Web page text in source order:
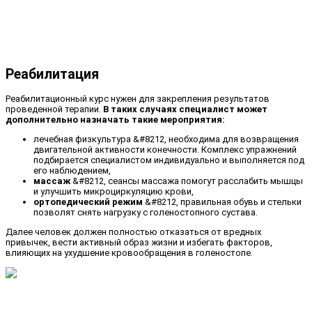
Реабилитация
Реабилитационный курс нужен для закрепления результатов
проведенной терапии. В таких случаях специалист может
дополнительно назначать такие мероприятия:
лечебная физкультура &#8212, необходима для возвращения
двигательной активности конечности. Комплекс упражнений
подбирается специалистом индивидуально и выполняется под
его наблюдением,
массаж &#8212, сеансы массажа помогут расслабить мышцы
и улучшить микроциркуляцию крови,
ортопедический режим &#8212, правильная обувь и стельки
позволят снять нагрузку с голеностопного сустава.
Далее человек должен полностью отказаться от вредных
привычек, вести активный образ жизни и избегать факторов,
влияющих на ухудшение кровообращения в голеностопе.